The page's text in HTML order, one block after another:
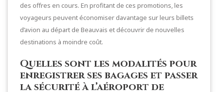
des offres en cours. En profitant de ces promotions, les
voyageurs peuvent économiser davantage sur leurs billets
d’avion au départ de Beauvais et découvrir de nouvelles
destinations à moindre coût.
Quelles sont les modalités pour
enregistrer ses bagages et passer
la sécurité à l’aéroport de